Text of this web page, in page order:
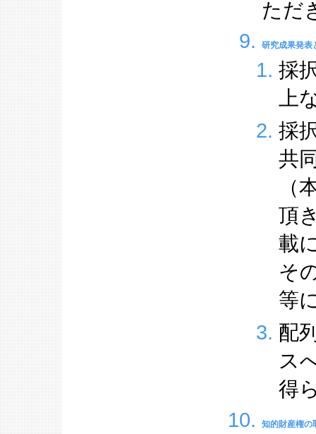
ただ
研究成果発表
採
上
採
共
（
頂
載
そ
等
配
ス
得
知的財産権の